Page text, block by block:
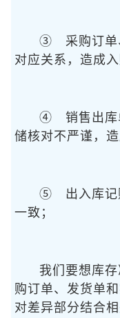
③ 采购订单
对应关系，造成入
④ 销售出库
储核对不严谨，造
⑤ 出入库记
一致；
我们要想库
购订单、发货单
对差异部分结合